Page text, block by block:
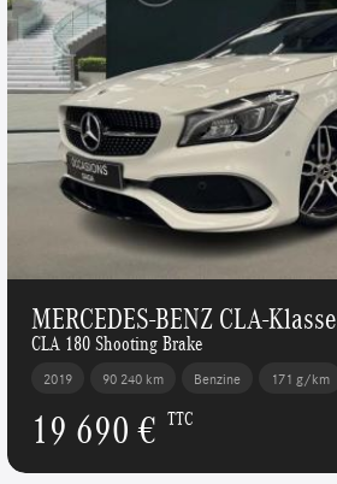
MERCEDES-BENZ CLA-Klasse
CLA 180 Shooting Brake
2019 90 240 km Benzine 171 g/km
19 690 € TTC